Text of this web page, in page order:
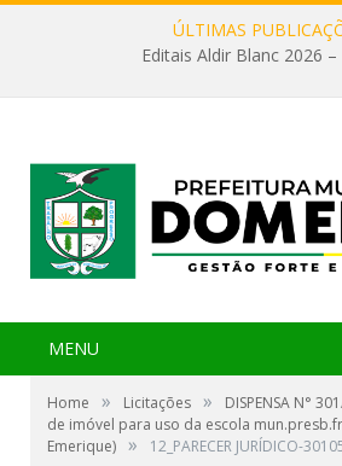
ÚLTIMAS
Editais Aldir Blanc 2026 –
MENU
Home » Licitações »
DISPENSA N°
de imóvel para uso da escola
Emerique) » 12_PARECER JURÍDICO-